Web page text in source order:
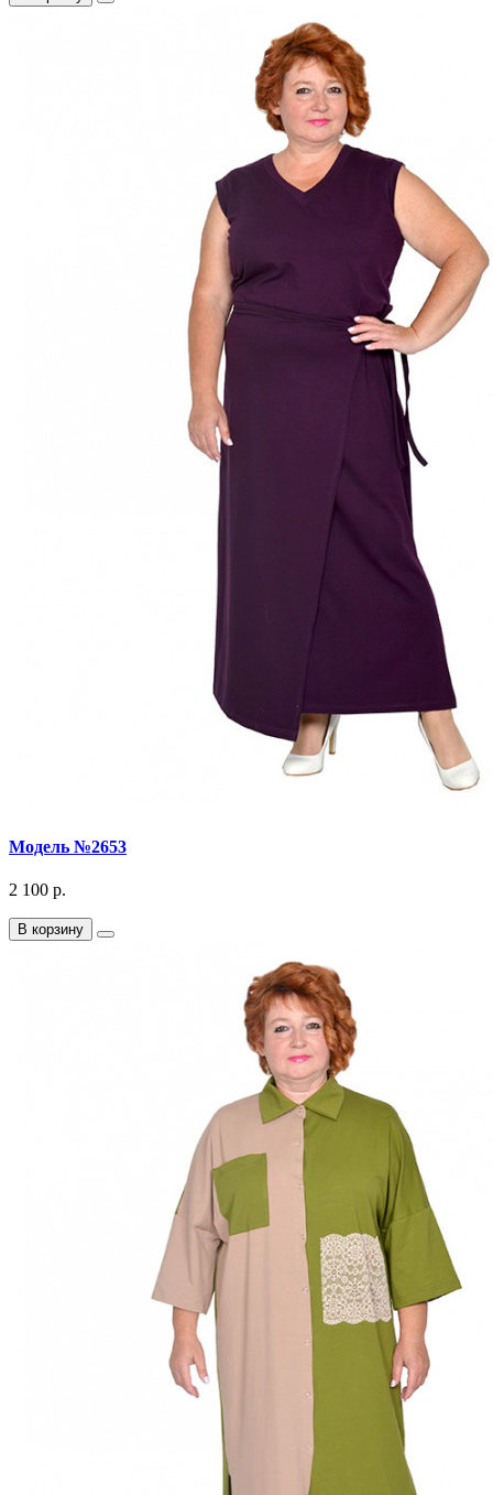
Модель №2653
2 100 р.
В корзину